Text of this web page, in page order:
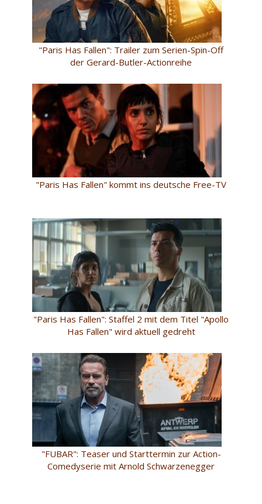
"Paris Has Fallen": Trailer zum Serien-Spin-Off
der Gerard-Butler-Actionreihe
"Paris Has Fallen" kommt ins deutsche Free-TV
"Paris Has Fallen": Staffel 2 mit dem Titel "Apollo
Has Fallen" wird aktuell gedreht
"FUBAR": Teaser und Starttermin zur Action-
Comedyserie mit Arnold Schwarzenegger